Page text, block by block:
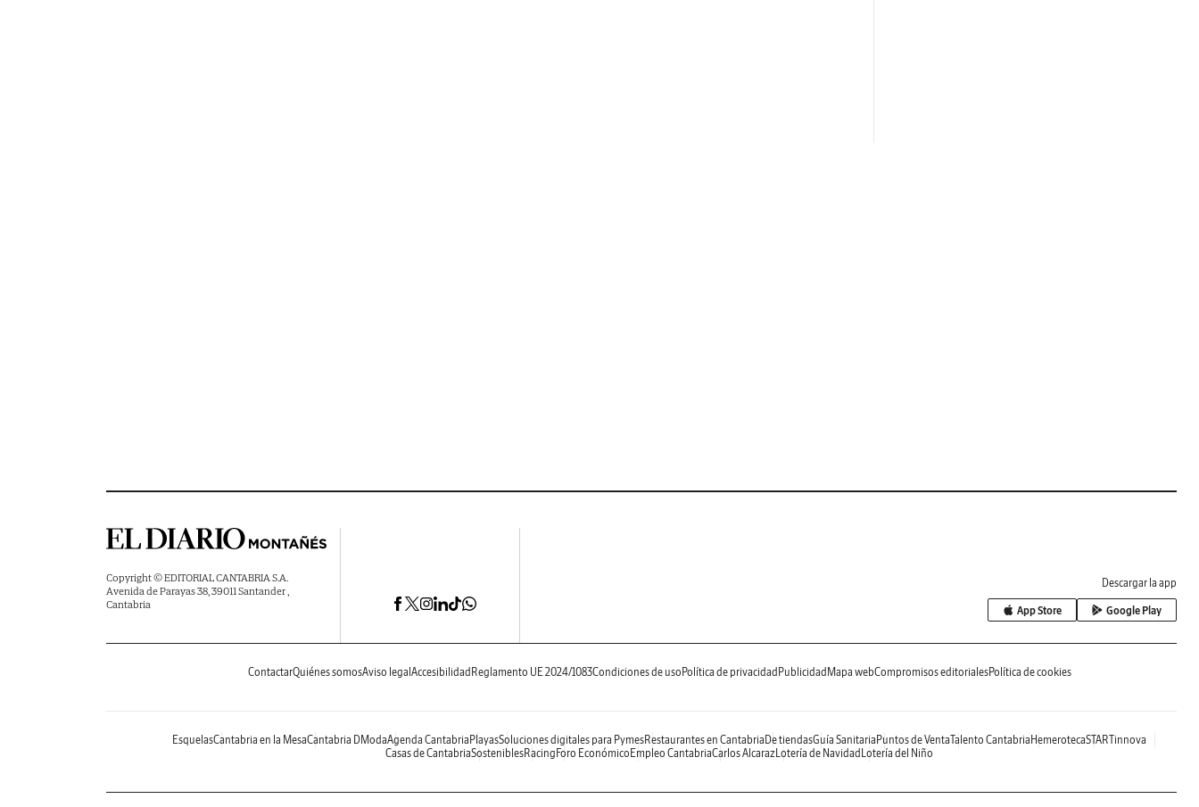
Copyright © EDITORIAL CANTABRIA S.A.
Avenida de Parayas 38, 39011 Santander ,
Cantabria
Descargar la app
App Store Google Play
ContactarQuiénes somosAviso legal Accesibilidad Reglamento UE 2024/1083Condiciones de uso Política de privacidad Publicidad Mapa webCompromisos editorialesPolítica de cookies
EsquelasCantabria en la MesaCantabria DModaAgenda Cantabria PlayasSoluciones digitales para PymesRestaurantes en Cantabria De tiendasGuía Sanitaria Puntos de VentaTalento Cantabria HemerotecaSTARTinnova
Casas de CantabriaSosteniblesRacing Foro Económico Empleo CantabriaCarlos AlcarazLotería de Navidad Lotería del Niño